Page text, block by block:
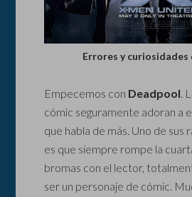
Errores y curiosidades
Empecemos con Deadpool.
cómic seguramente adoran a
que habla de más. Uno de sus
es que siempre rompe la
bromas con el lector,
ser un personaje de cómic.